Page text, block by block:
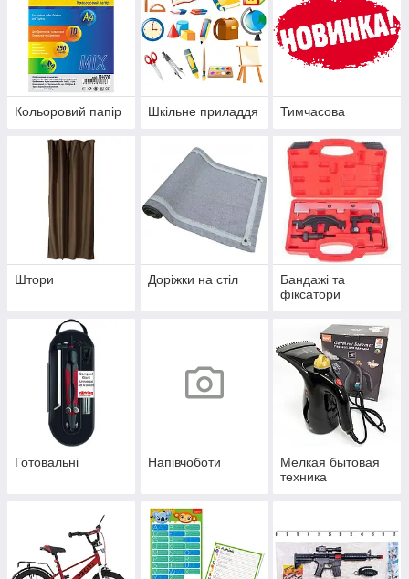
Кольоровий папір Шкільне приладдя Тимчасова
Штори Доріжки на стіл
Бандажі та
фіксатори
Готовальні Напівчоботи
Мелкая бытовая
техника